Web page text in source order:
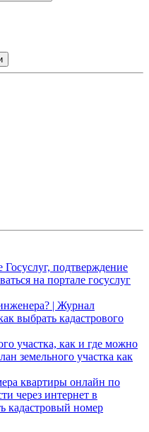
подтверждение
на портале госуслуг
| Журнал
выбрать кадастрового
участка, как и где можно
земельного участка как
квартиры онлайн по
через интернет в
кадастровый номер